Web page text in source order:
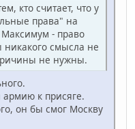
кто считает, что у
права" на
Максимум - право
никакого смысла не
не нужны.
армию к присяге.
он бы смог Москву